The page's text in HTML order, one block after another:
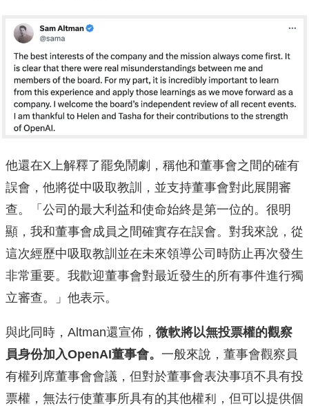
他還在X上解釋了罷免鬧劇，稱他和董事會之間的確有
誤會，他將從中吸取教訓，並支持董事會對此展開審
查。「公司的最大利益和使命始終是第一位的。很明
顯，我和董事會成員之間確實存在誤會。對我來說，從
這次經歷中吸取教訓並在未來領導公司時防止再次發生
非常重要。我歡迎董事會對最近發生的所有事件進行獨
立審查。」他表示。
與此同時，Altman還宣佈， 微軟將以無投票權的觀察
員身份加入OpenAI董事會。 一般來說，董事會觀察員
有權列席董事會會議，但對於董事會表決事項不具有投
票權，無法行使董事所具有的其他權利，但可以提供個